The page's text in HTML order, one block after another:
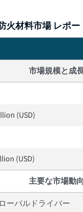
火材料市場 レポー
市場規模と成
(USD)
(USD)
主要な市場動向
ーバルドライバー